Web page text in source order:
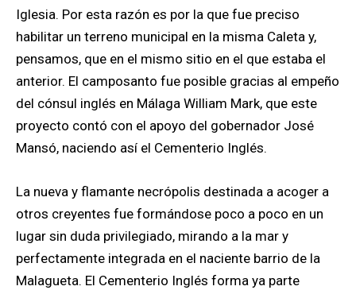
Iglesia. Por esta razón es por la que fue preciso
habilitar un terreno municipal en la misma Caleta y,
pensamos, que en el mismo sitio en el que estaba el
anterior. El camposanto fue posible gracias al empeño
del cónsul inglés en Málaga William Mark, que este
proyecto contó con el apoyo del gobernador José
Mansó, naciendo así el Cementerio Inglés.
La nueva y flamante necrópolis destinada a acoger a
otros creyentes fue formándose poco a poco en un
lugar sin duda privilegiado, mirando a la mar y
perfectamente integrada en el naciente barrio de la
Malagueta. El Cementerio Inglés forma ya parte